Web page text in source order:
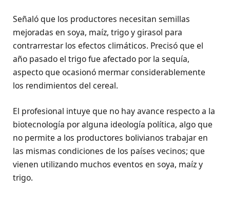
Señaló que los productores necesitan semillas
mejoradas en soya, maíz, trigo y girasol para
contrarrestar los efectos climáticos. Precisó que el
año pasado el trigo fue afectado por la sequía,
aspecto que ocasionó mermar considerablemente
los rendimientos del cereal.
El profesional intuye que no hay avance respecto a la
biotecnología por alguna ideología política, algo que
no permite a los productores bolivianos trabajar en
las mismas condiciones de los países vecinos; que
vienen utilizando muchos eventos en soya, maíz y
trigo.